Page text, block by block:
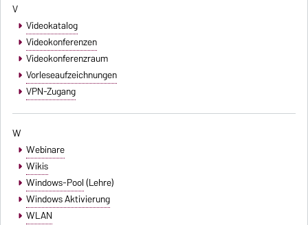
V
Videokatalog
Videokonferenzen
Videokonferenzraum
Vorleseaufzeichnungen
VPN-Zugang
W
Webinare
Wikis
Windows-Pool(Lehre)
Windows Aktivierung
WLAN